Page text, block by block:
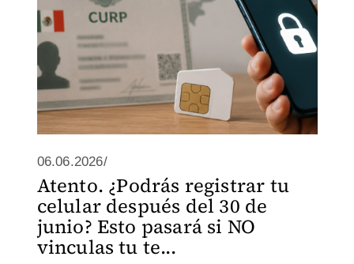
06.06.2026/
Atento. ¿Podrás registrar tu
celular después del 30 de
junio? Esto pasará si NO
vinculas tu te...